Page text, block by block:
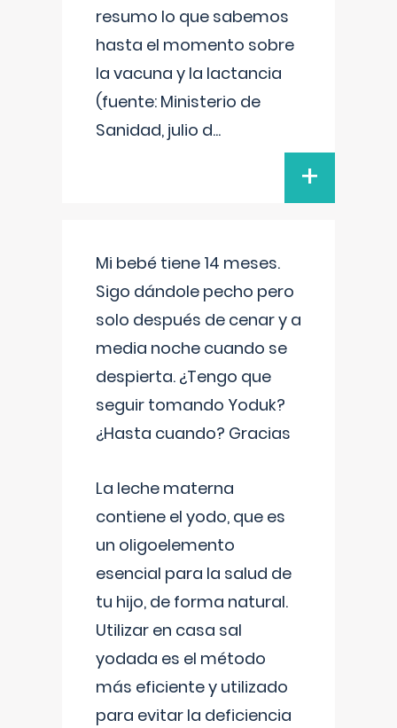
resumo lo que sabemos
hasta el momento sobre
la vacuna y la lactancia
(fuente: Ministerio de
Sanidad, julio d...
+
Mi bebé tiene 14 meses.
Sigo dándole pecho pero
solo después de cenar y a
media noche cuando se
despierta. ¿Tengo que
seguir tomando Yoduk?
¿Hasta cuando? Gracias
La leche materna
contiene el yodo, que es
un oligoelemento
esencial para la salud de
tu hijo, de forma natural.
Utilizar en casa sal
yodada es el método
más eficiente y utilizado
para evitar la deficiencia